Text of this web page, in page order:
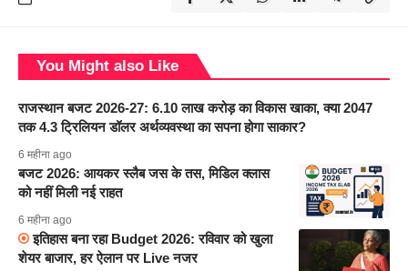
You Might also Like
राजस्थान बजट 2026-27: 6.10 लाख करोड़ का विकास खाका, क्या 2047
तक 4.3 ट्रिलियन डॉलर अर्थव्यवस्था का सपना होगा साकार?
6 महीना ago
बजट 2026: आयकर स्लैब जस के तस, मिडिल क्लास
को नहीं मिली नई राहत
6 महीना ago
इतिहास बना रहा Budget 2026: रविवार को खुला
शेयर बाजार, हर ऐलान पर Live नजर